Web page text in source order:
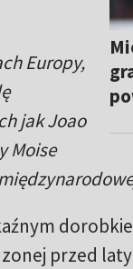
Europy,
jak Joao
Moise
przed